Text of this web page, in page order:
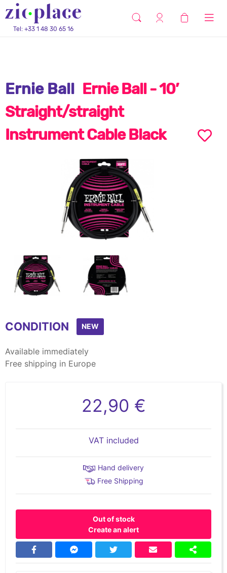
Tel: +33 1 48 30 65 16
Ernie Ball Ernie Ball - 10’
Straight/straight
Instrument Cable Black
of
CONDITION NEW
Available immediately
Free shipping in Europe
22,90 €
VAT included
Hand delivery
Free Shipping
Out of stock
Create an alert